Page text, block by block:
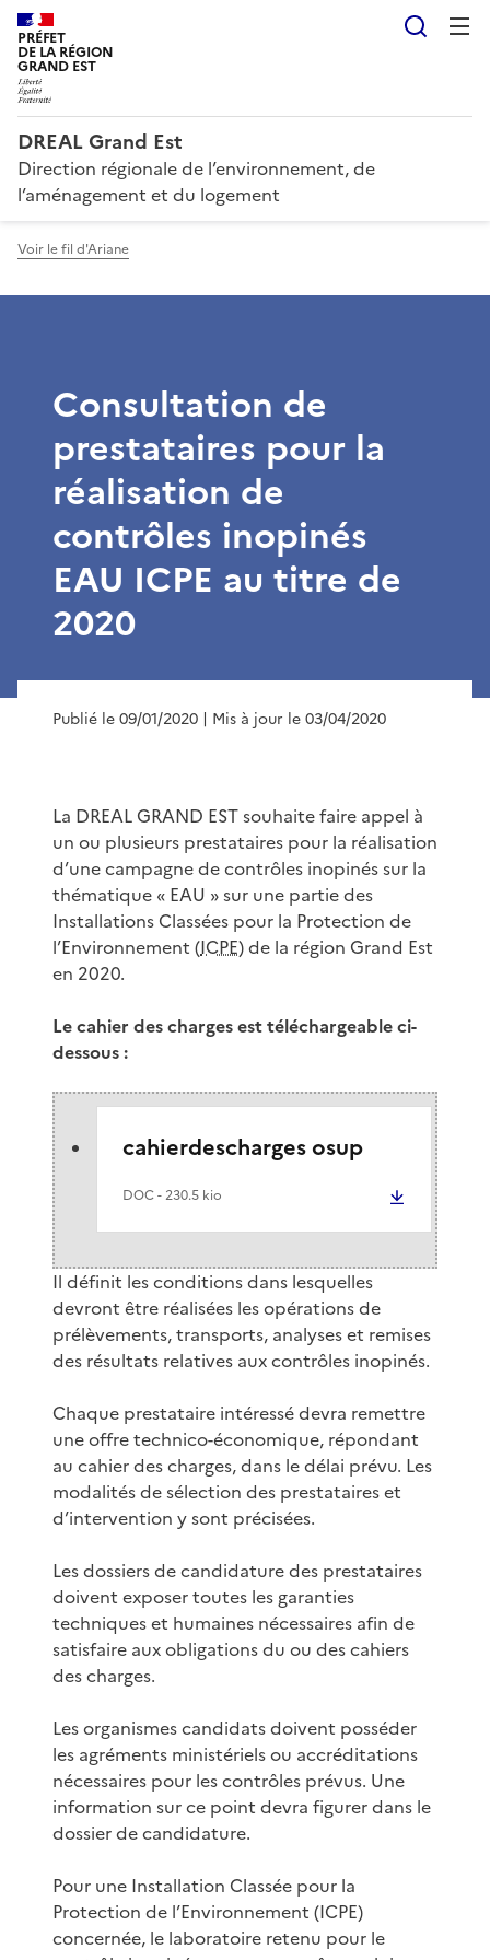
PRÉFET
DE LA RÉGION
GRAND EST
DREAL Grand Est
Direction régionale de l’environnement, de
l’aménagement et du logement
Voir le fil d'Ariane
Consultation de
prestataires pour la
réalisation de
contrôles inopinés
EAU ICPE au titre de
2020
Publié le 09/01/2020 | Mis à jour le 03/04/2020
La DREAL GRAND EST souhaite faire appel à
un ou plusieurs prestataires pour la réalisation
d’une campagne de contrôles inopinés sur la
thématique « EAU » sur une partie des
Installations Classées pour la Protection de
l’Environnement (ICPE) de la région Grand Est
en 2020.
Le cahier des charges est téléchargeable ci-
dessous :
cahierdescharges osup
DOC- 230.5 kio
Il définit les conditions dans lesquelles
devront être réalisées les opérations de
prélèvements, transports, analyses et remises
des résultats relatives aux contrôles inopinés.
Chaque prestataire intéressé devra remettre
une offre technico-économique, répondant
au cahier des charges, dans le délai prévu. Les
modalités de sélection des prestataires et
d’intervention y sont précisées.
Les dossiers de candidature des prestataires
doivent exposer toutes les garanties
techniques et humaines nécessaires afin de
satisfaire aux obligations du ou des cahiers
des charges.
Les organismes candidats doivent posséder
les agréments ministériels ou accréditations
nécessaires pour les contrôles prévus. Une
information sur ce point devra figurer dans le
dossier de candidature.
Pour une Installation Classée pour la
Protection de l’Environnement (ICPE)
concernée, le laboratoire retenu pour le